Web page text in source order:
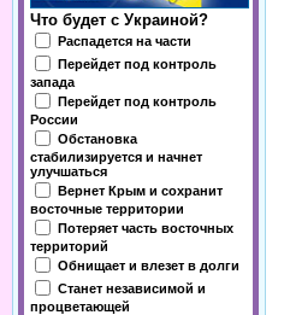
Что будет с Украиной?
Распадется на части
Перейдет под контроль
запада
Перейдет под контроль
России
Обстановка
стабилизируется и начнет
улучшаться
Вернет Крым и сохранит
восточные территории
Потеряет часть восточных
территорий
Обнищает и влезет в долги
Станет независимой и
процветающей